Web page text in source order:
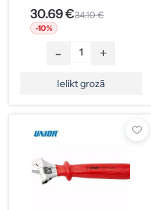
30.69 €34.10 €
-10%
- +
Ielikt grozā